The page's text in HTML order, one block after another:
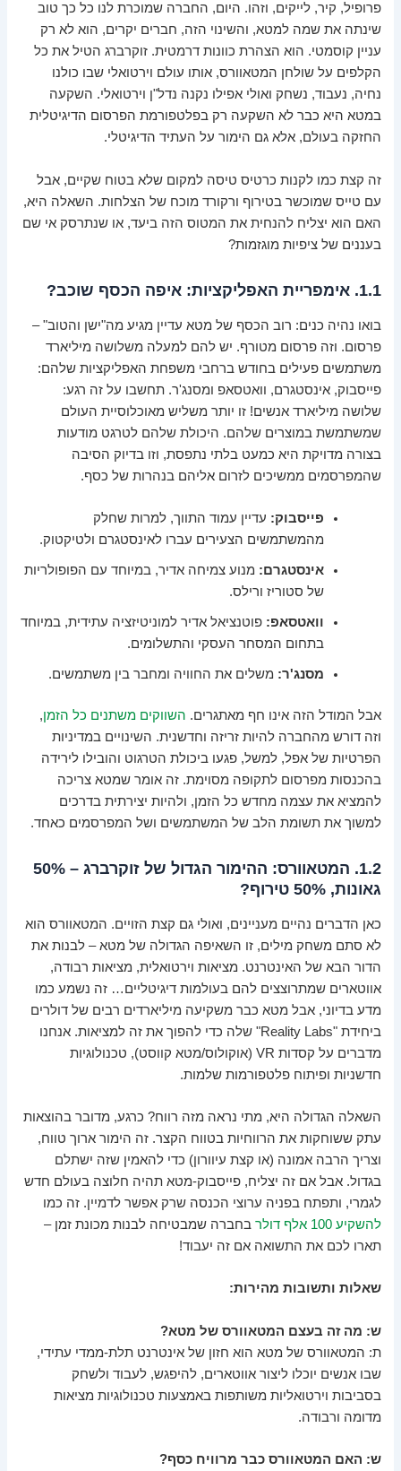
פרופיל, קיר, לייקים, וזהו. היום, החברה שמוכרת לנו כל כך טוב
שינתה את שמה למטא, והשינוי הזה, חברים יקרים, הוא לא רק
עניין קוסמטי. הוא הצהרת כוונות דרמטית. זוקרברג הטיל את כל
הקלפים על שולחן המטאוורס, אותו עולם וירטואלי שבו כולנו
נחיה, נעבוד, נשחק ואולי אפילו נקנה נדל"ן וירטואלי. השקעה
במטא היא כבר לא השקעה רק בפלטפורמת הפרסום הדיגיטלית
החזקה בעולם, אלא גם הימור על העתיד הדיגיטלי.
זה קצת כמו לקנות כרטיס טיסה למקום שלא בטוח שקיים, אבל
עם טייס שמוכשר בטירוף ורקורד מוכח של הצלחות. השאלה היא,
האם הוא יצליח להנחית את המטוס הזה ביעד, או שנתרסק אי שם
בעננים של ציפיות מוגזמות?
1.1. אימפריית האפליקציות: איפה הכסף שוכב?
בואו נהיה כנים: רוב הכסף של מטא עדיין מגיע מה"ישן והטוב" –
פרסום. וזה פרסום מטורף. יש להם למעלה משלושה מיליארד
משתמשים פעילים בחודש ברחבי משפחת האפליקציות שלהם:
פייסבוק, אינסטגרם, וואטסאפ ומסנג'ר. תחשבו על זה רגע:
שלושה מיליארד אנשים! זו יותר משליש מאוכלוסיית העולם
שמשתמשת במוצרים שלהם. היכולת שלהם לטרגט מודעות
בצורה מדויקת היא כמעט בלתי נתפסת, וזו בדיוק הסיבה
שהמפרסמים ממשיכים לזרום אליהם בנהרות של כסף.
פייסבוק: עדיין עמוד התווך, למרות שחלק
מהמשתמשים הצעירים עברו לאינסטגרם ולטיקטוק.
אינסטגרם: מנוע צמיחה אדיר, במיוחד עם הפופולריות
של סטוריז ורילס.
וואטסאפ: פוטנציאל אדיר למוניטיזציה עתידית, במיוחד
בתחום המסחר העסקי והתשלומים.
מסנג'ר: משלים את החוויה ומחבר בין משתמשים.
אבל המודל הזה אינו חף מאתגרים. השווקים משתנים כל הזמן,
וזה דורש מהחברה להיות זריזה וחדשנית. השינויים במדיניות
הפרטיות של אפל, למשל, פגעו ביכולת הטרגוט והובילו לירידה
בהכנסות מפרסום לתקופה מסוימת. זה אומר שמטא צריכה
להמציא את עצמה מחדש כל הזמן, ולהיות יצירתית בדרכים
למשוך את תשומת הלב של המשתמשים ושל המפרסמים כאחד.
1.2. המטאוורס: ההימור הגדול של זוקרברג – 50%
גאונות, 50% טירוף?
כאן הדברים נהיים מעניינים, ואולי גם קצת הזויים. המטאוורס הוא
לא סתם משחק מילים, זו השאיפה הגדולה של מטא – לבנות את
הדור הבא של האינטרנט. מציאות וירטואלית, מציאות רבודה,
אווטארים שמתרוצצים להם בעולמות דיגיטליים… זה נשמע כמו
מדע בדיוני, אבל מטא כבר משקיעה מיליארדים רבים של דולרים
ביחידת "Reality Labs" שלה כדי להפוך את זה למציאות. אנחנו
מדברים על קסדות VR (אוקולוס/מטא קווסט), טכנולוגיות
חדשניות ופיתוח פלטפורמות שלמות.
השאלה הגדולה היא, מתי נראה מזה רווח? כרגע, מדובר בהוצאות
עתק ששוחקות את הרווחיות בטווח הקצר. זה הימור ארוך טווח,
וצריך הרבה אמונה (או קצת עיוורון) כדי להאמין שזה ישתלם
בגדול. אבל אם זה יצליח, פייסבוק-מטא תהיה חלוצה בעולם חדש
לגמרי, ותפתח בפניה ערוצי הכנסה שרק אפשר לדמיין. זה כמו
להשקיע 100 אלף דולר
בחברה שמבטיחה לבנות מכונת זמן –
תארו לכם את התשואה אם זה יעבוד!
שאלות ותשובות מהירות:
ש: מה זה בעצם המטאוורס של מטא?
ת: המטאוורס של מטא הוא חזון של אינטרנט תלת-ממדי עתידי,
שבו אנשים יוכלו ליצור אווטארים, להיפגש, לעבוד ולשחק
בסביבות וירטואליות משותפות באמצעות טכנולוגיות מציאות
מדומה ורבודה.
ש: האם המטאוורס כבר מרוויח כסף?